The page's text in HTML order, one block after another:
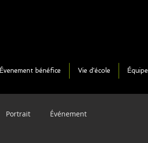
Évenement bénéfice Vie d'école Équipe
Portrait Événement